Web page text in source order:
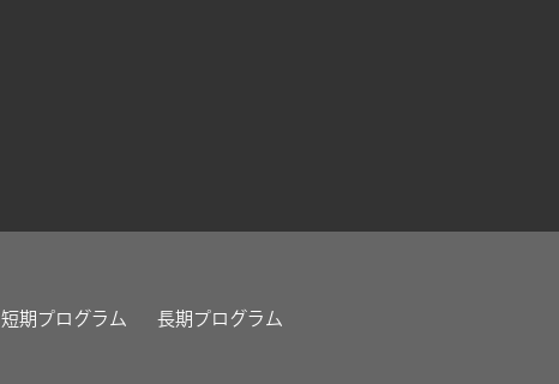
短期プログラム
長期プログラム